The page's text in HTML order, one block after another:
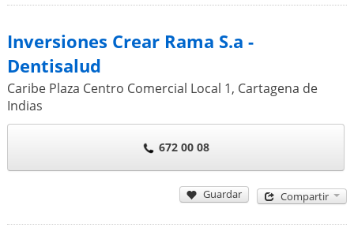
Inversiones Crear Rama S.a -
Dentisalud
Caribe Plaza Centro Comercial Local 1, Cartagena de
Indias
672 00 08
Guardar Compartir